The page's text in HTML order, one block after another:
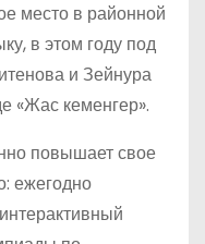
место в районной
в этом году под
и Зейнура
«Жас кеменгер».
повышает свое
ежегодно